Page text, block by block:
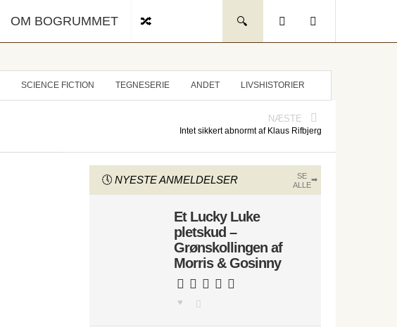
OM BOGRUMMET
SCIENCE FICTION TEGNESERIE ANDET LIVSHISTORIER
NÆSTE
Intet sikkert abnormt af Klaus Rifbjerg
NYESTE ANMELDELSER
SE
ALLE
Et Lucky Luke
pletskud –
Grønskollingen af
Morris & Gosinny